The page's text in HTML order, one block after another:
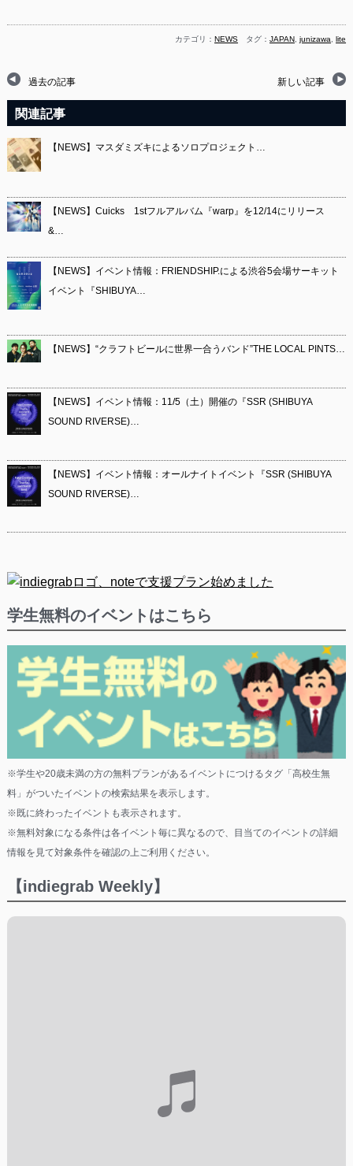
カテゴリ：NEWS タグ：JAPAN ,junizawa ,lite
過去の記事 新しい記事
関連記事
【NEWS】マスダミズキによるソロプロジェクト…
【NEWS】Cuicks 1stフルアルバム『warp』を12/14にリリース
&…
【NEWS】イベント情報：FRIENDSHIP.による渋谷5会場サーキット
イベント『SHIBUYA…
【NEWS】“クラフトビールに世界一合うバンド”THE LOCAL PINTS…
【NEWS】イベント情報：11/5（土）開催の『SSR (SHIBUYA
SOUND RIVERSE)…
【NEWS】イベント情報：オールナイトイベント『SSR (SHIBUYA
SOUND RIVERSE)…
学生無料のイベントはこちら
※学生や20歳未満の方の無料プランがあるイベントにつけるタグ「高校生無
料」がついたイベントの検索結果を表示します。
※既に終わったイベントも表示されます。
※無料対象になる条件は各イベント毎に異なるので、目当てのイベントの詳細
情報を見て対象条件を確認の上ご利用ください。
【indiegrab Weekly】